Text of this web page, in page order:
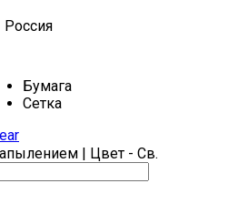
Россия
Бумага
Сетка
| Цвет - Св.